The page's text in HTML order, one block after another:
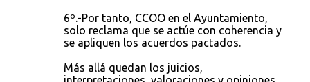
6º.-Por tanto, CCOO en el Ayuntamiento,
solo reclama que se actúe con coherencia y
se apliquen los acuerdos pactados.
Más allá quedan los juicios,